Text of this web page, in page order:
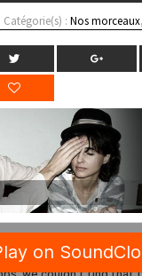
Catégorie(s) : Nos morceaux,